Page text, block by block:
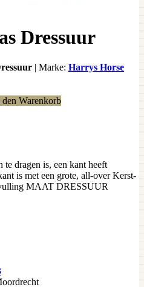
Dressuur
| Marke: Harrys Horse
den Warenkorb
te dragen is, een kant heeft
is met een grote, all-over Kerst-
MAAT DRESSUUR